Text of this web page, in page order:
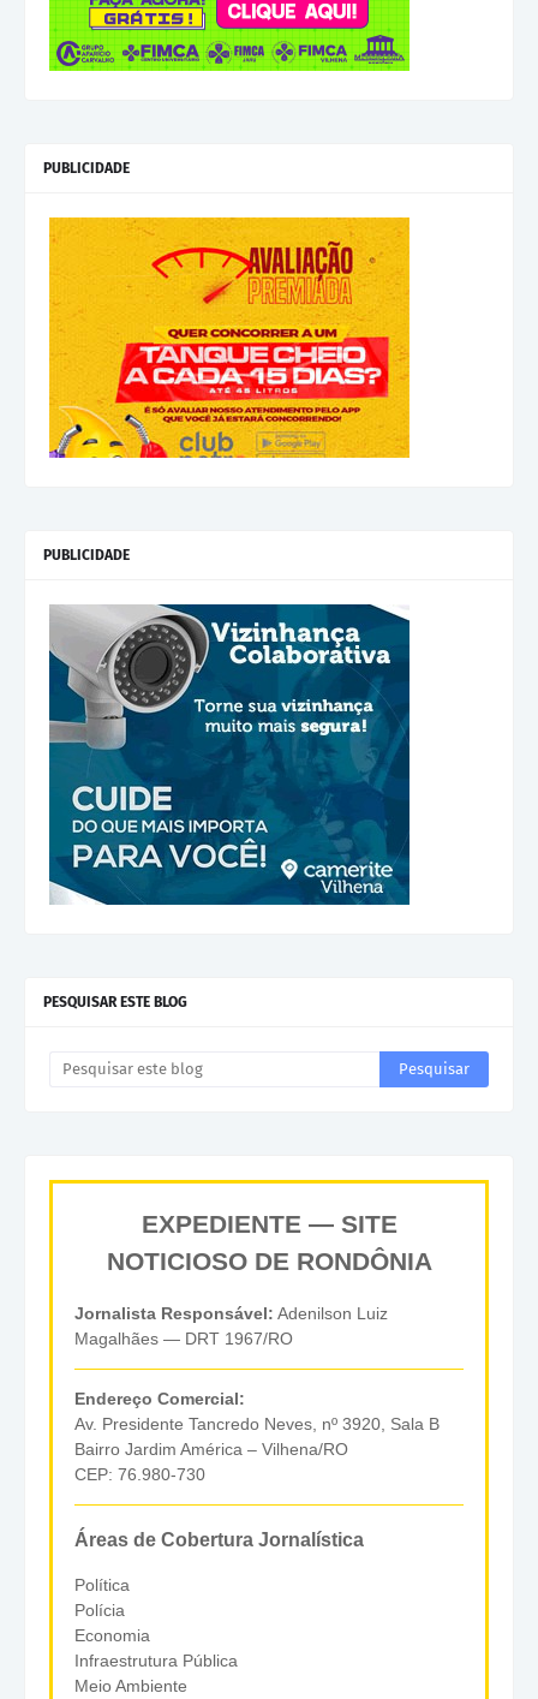
PUBLICIDADE
PUBLICIDADE
PESQUISAR ESTE BLOG
EXPEDIENTE — SITE
NOTICIOSO DE RONDÔNIA
Jornalista Responsável: Adenilson Luiz
Magalhães — DRT 1967/RO
Endereço Comercial:
Av. Presidente Tancredo Neves, nº 3920, Sala B
Bairro Jardim América – Vilhena/RO
CEP: 76.980-730
Áreas de Cobertura Jornalística
Política
Polícia
Economia
Infraestrutura Pública
Meio Ambiente